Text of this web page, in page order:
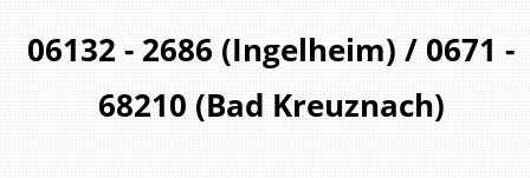
06132 - 2686 (Ingelheim) / 0671 -
68210 (Bad Kreuznach)